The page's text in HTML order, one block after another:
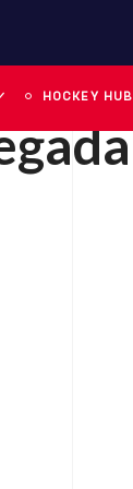
HOCKEY HUB